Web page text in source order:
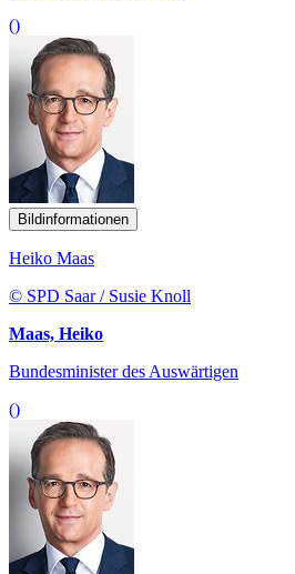
()
Bildinformationen
Heiko Maas
© SPD Saar / Susie Knoll
Maas, Heiko
Bundesminister des Auswärtigen
()